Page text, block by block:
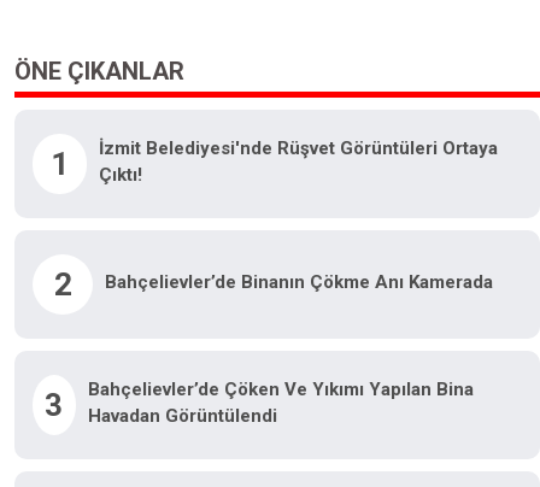
ÖNE ÇIKANLAR
1
İzmit Belediyesi'nde Rüşvet Görüntüleri Ortaya
Çıktı!
2 Bahçelievler’de Binanın Çökme Anı Kamerada
3
Bahçelievler’de Çöken Ve Yıkımı Yapılan Bina
Havadan Görüntülendi